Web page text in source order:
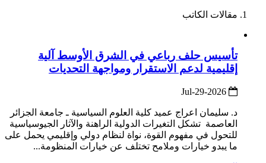
مقالات الكاتب
تأسيس حلف رباعي في الشرق الأوسط آلية
إقليمية لدعم الاستقرار ومواجهة التحديات
د. سليمان اعراج عميد كلية العلوم السياسية ـ جامعة الجزائر
العاصمة تشكل التغيرات الدولية الراهنة والآثار الجيوسياسية
للتحول في مفهوم القوة، نواة لنظام دولي وإقليمي يحمل على
ما يبدو خيارات وملامح تختلف عن خيارات المنظومة...